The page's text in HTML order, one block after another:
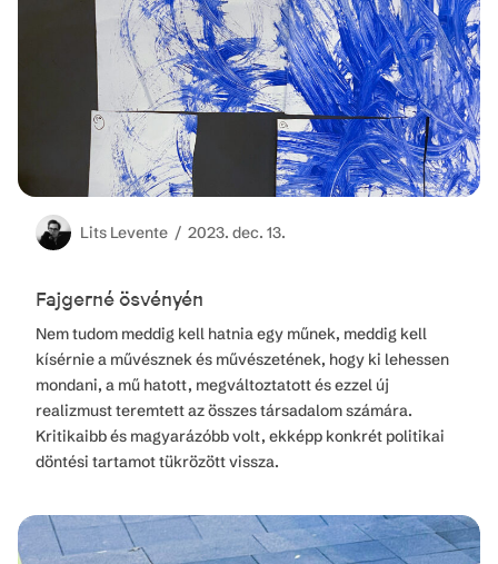
Lits Levente / 2023. dec. 13.
Fajgerné ösvényén
Nem tudom meddig kell hatnia egy műnek, meddig kell
kísérnie a művésznek és művészetének, hogy ki lehessen
mondani, a mű hatott, megváltoztatott és ezzel új
realizmust teremtett az összes társadalom számára.
Kritikaibb és magyarázóbb volt, ekképp konkrét politikai
döntési tartamot tükrözött vissza.